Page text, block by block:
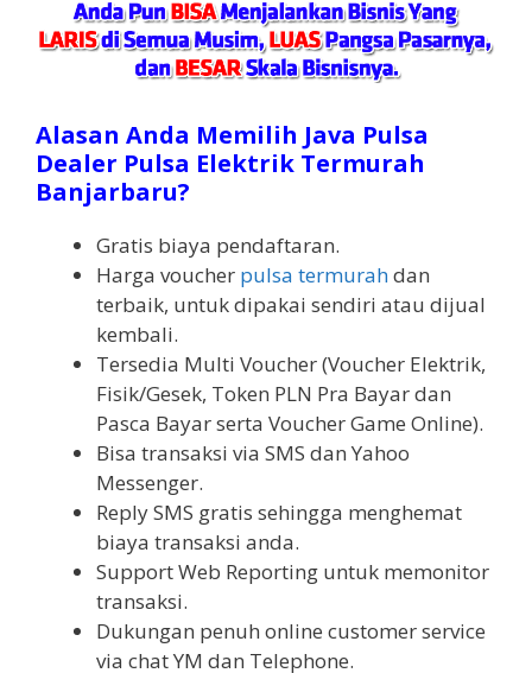
Alasan Anda Memilih Java Pulsa
Dealer Pulsa Elektrik Termurah
Banjarbaru?
Gratis biaya pendaftaran.
Harga voucher pulsa termurahdan
terbaik, untuk dipakai sendiri atau dijual
kembali.
Tersedia Multi Voucher (Voucher Elektrik,
Fisik/Gesek, Token PLN Pra Bayar dan
Pasca Bayar serta Voucher Game Online).
Bisa transaksi via SMS dan Yahoo
Messenger.
Reply SMS gratis sehingga menghemat
biaya transaksi anda.
Support Web Reporting untuk memonitor
transaksi.
Dukungan penuh online customer service
via chat YM dan Telephone.